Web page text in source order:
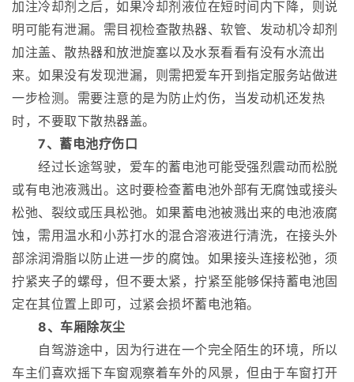
加注冷却剂之后，如果冷却剂液位在短时间内下降，则说
明可能有泄漏。需目视检查散热器、软管、发动机冷却剂
加注盖、散热器和放泄旋塞以及水泵看看有没有水流出
来。如果没有发现泄漏，则需把爱车开到指定服务站做进
一步检测。需要注意的是为防止灼伤，当发动机还发热
时，不要取下散热器盖。
7、蓄电池疗伤口
经过长途驾驶，爱车的蓄电池可能受强烈震动而松脱
或有电池液溅出。这时要检查蓄电池外部有无腐蚀或接头
松弛、裂纹或压具松弛。如果蓄电池被溅出来的电池液腐
蚀，需用温水和小苏打水的混合溶液进行清洗，在接头外
部涂润滑脂以防止进一步的腐蚀。如果接头连接松弛，须
拧紧夹子的螺母，但不要太紧，拧紧至能够保持蓄电池固
定在其位置上即可，过紧会损坏蓄电池箱。
8、车厢除灰尘
自驾游途中，因为行进在一个完全陌生的环境，所以
车主们喜欢摇下车窗观察着车外的风景，但由于车窗打开